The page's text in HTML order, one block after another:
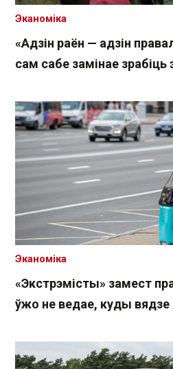
«Адзін раён — адзін
сам сабе замінае
Эканоміка
«Экстрэмісты» замест
ўжо не ведае, куды вядзе
Эканоміка